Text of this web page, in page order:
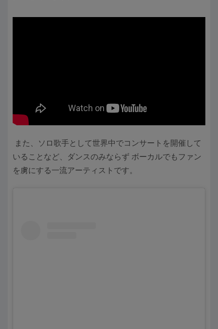
また、ソロ歌手として世界中でコンサートを開催して
いることなど、ダンスのみならず ボーカルでもファン
を虜にする一流アーティストです。